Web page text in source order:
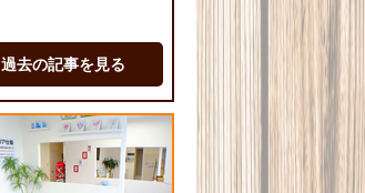
過去の記事を見る